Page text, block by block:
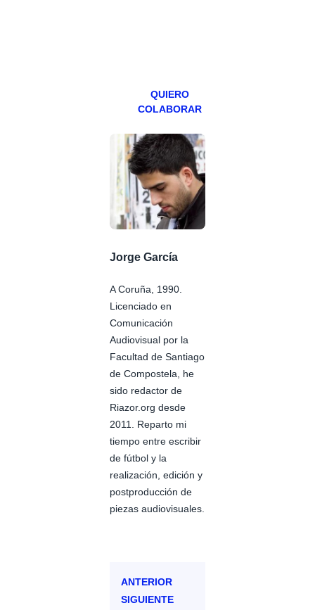
QUIERO
COLABORAR
Jorge García
A Coruña, 1990.
Licenciado en
Comunicación
Audiovisual por la
Facultad de Santiago
de Compostela, he
sido redactor de
Riazor.org desde
2011. Reparto mi
tiempo entre escribir
de fútbol y la
realización, edición y
postproducción de
piezas audiovisuales.
ANTERIOR
SIGUIENTE